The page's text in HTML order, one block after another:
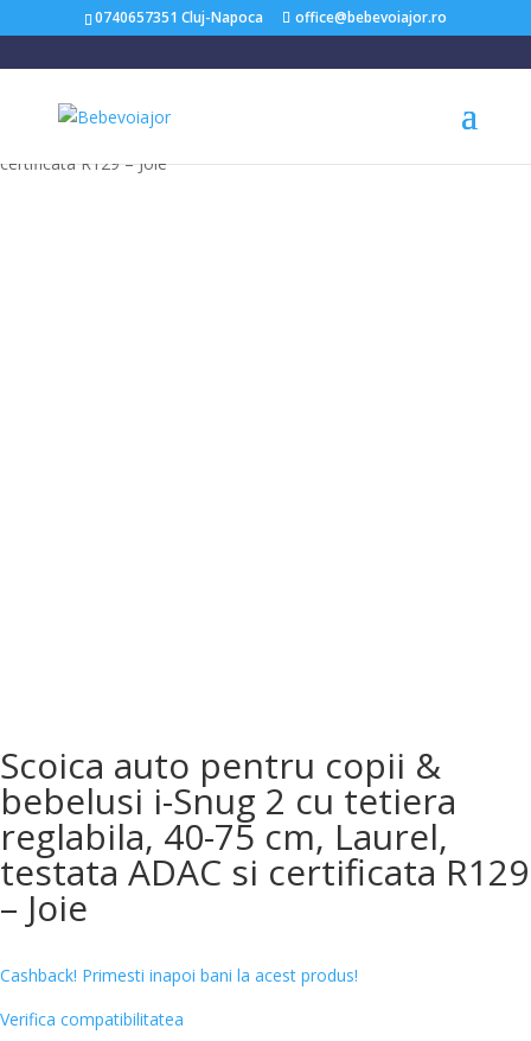
0740657351 Cluj-Napoca office@bebevoiajor.ro
/Scaune Auto Copii
/ Scoica auto pentru copii & bebelusi i-
Snug 2 cu tetiera reglabila, 40-75 cm, Laurel, testata ADAC si
certificata R129 – Joie
Scoica auto pentru copii &
bebelusi i-Snug 2 cu tetiera
reglabila, 40-75 cm, Laurel,
testata ADAC si certificata R129
– Joie
Cashback! Primesti inapoi bani la acest produs!
Verifica compatibilitatea